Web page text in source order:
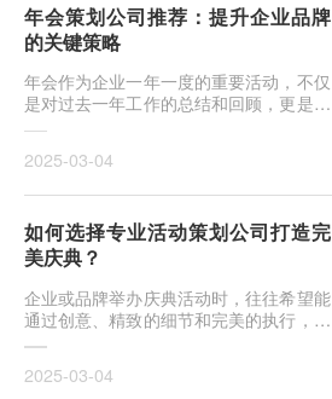
年会策划公司推荐：提升企业品牌
的关键策略
年会作为企业一年一度的重要活动，不仅
是对过去一年工作的总结和回顾，更是增
强员工凝聚力、提高企业文化的绝佳机
象和文化的关键时刻
2025-03-04
如何选择专业活动策划公司打造完
美庆典？
企业或品牌举办庆典活动时，往往希望能
通过创意、精致的细节和完美的执行，留
下深刻的印象，提升品牌形象，并与客
而选择一个专业的活
2025-03-04